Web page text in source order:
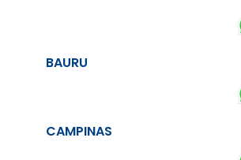
BAURU
CAMPINAS